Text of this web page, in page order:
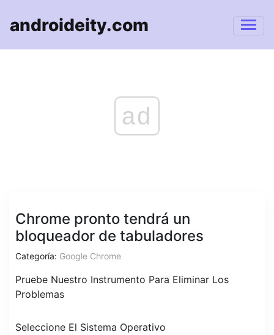
androideity.com
ad
Chrome pronto tendrá un
bloqueador de tabuladores
Categoría: Google Chrome
Pruebe Nuestro Instrumento Para Eliminar Los
Problemas
Seleccione El Sistema Operativo